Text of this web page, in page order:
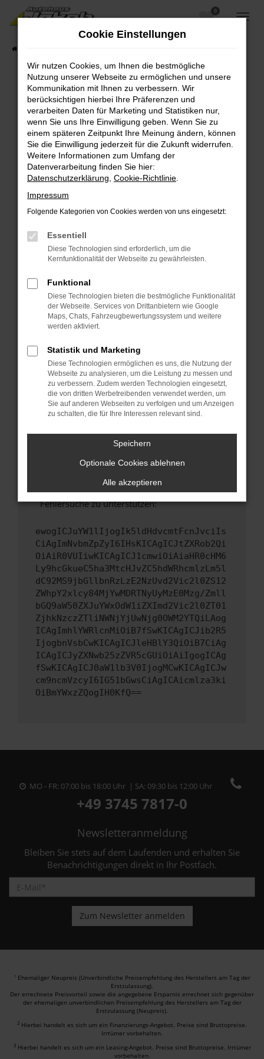
Zum
Hauptinhalt
0
Fehler: Network Error
Beim Laden ist ein Fehler aufgetreten.
Hier sind ein paar Tipps, die dir helfen können:
Überprüfe deine Firewall und deine
Internetverbindung.
Laden andere Webseiten, zum Beispiel deine
Suchmaschine?
Prüfe deine Browsererweiterungen.
Manche Erweiterungen, wie Werbeblocker,
können das Laden bestimmter Seiten
verhindern. Funktioniert die Seite in einem
Fenster?
Starte dein Gerät neu.
Das kann manchmal helfen, vorübergehende
Probleme zu beheben.
Betriebssystem auf dem neuesten Stand
sind.
Veraltete Software birgt nicht nur ein
Sicherheitsrisiko, sondern kann auch dazu
führen, dass bestimmte Funktionen nicht mehr
unterstützt werden.
Wende dich an den Webseitenbetreiber.
Wenn du alle oben genannten Schritte versucht
hast, kontaktiere uns bitte. Wir werden
versuchen, das Problem zu beheben. Du kannst
uns diesen Text schicken, um uns bei der
Fehlersuche zu unterstützen:
ewogICJuYW1lIjogIk5ldHdvcmtFcnJvciIs
CiAgImNvbmZpZyI6IHsKICAgICJtZXRob2Qi
OiAiR0VUIiwKICAgICJ1cmwiOiAiaHR0cHM6
Ly9hcGkueC5ha3MtcHJvZC5hdWRhcmlzLm5l
dC92MS9jbGllbnRzLzE2NzUvd2Vic2l0ZS12
ZWhpY2xlcy84MjYwMDRTNyUyMzE0Mzg/Zmll
bGQ9aW50ZXJuYWxOdW1iZXImd2Vic2l0ZT01
ZjhkNzczZTliNWNjYjUwNjg0OWM2YTQiLAog
ICAgImhlYWRlcnMiOiB7fSwKICAgICJib2R5
IjogbnVsbCwKICAgICJleHBlY3QiOiB7CiAg
ICAgICJyZXNwb25zZVR5cGUiOiAiIgogICAg
fSwKICAgICJ0aW1lb3V0IjogMCwKICAgICJw
cm9ncmVzcyI6IG51bGwsCiAgICAicmlza3ki
OiBmYWxzZQogIH0KfQ==
MO - FR: 07:00 bis 18:00 Uhr | SA: 09:30 bis 12:00 Uhr
+49 3745 7817-0
Newsletteranmeldung
Bleiben Sie stets auf dem Laufenden und erhalten Sie
Benachrichtigungen direkt in Ihr Postfach.
1 Ehemaliger Neupreis (Unverbindliche Preisempfehlung des Herstellers am Tag der
Erstzulassung).
Der errechnete Preisvorteil sowie die angegebene Ersparnis errechnet sich gegenüber
der ehemaligen unverbindlichen Preisempfehlung des Herstellers am Tag der
Erstzulassung (Neupreis).
2 Hierbei handelt es sich um ein Finanzierungs-Angebot. Preise sind Bruttopreise.
Irrtümer vorbehalten.
3 Hierbei handelt es sich um ein Leasing-Angebot. Preise sind Bruttopreise. Irrtümer
vorbehalten.
Cookie Einstellungen
Wir nutzen Cookies, um Ihnen die bestmögliche
Nutzung unserer Webseite zu ermöglichen und unsere
Kommunikation mit Ihnen zu verbessern. Wir
berücksichtigen hierbei Ihre Präferenzen und
verarbeiten Daten für Marketing und Statistiken nur,
wenn Sie uns Ihre Einwilligung geben. Wenn Sie zu
einem späteren Zeitpunkt Ihre Meinung ändern, können
Sie die Einwilligung jederzeit für die Zukunft widerrufen.
Weitere Informationen zum Umfang der
Datenverarbeitung finden Sie hier:
Datenschutzerklärung Cookie-Richtlinie
Impressum
Folgende Kategorien von Cookies werden von uns eingesetzt:
Essentiell
Diese Technologien sind erforderlich, um die
Kernfunktionalität der Webseite zu gewährleisten.
Funktional
Diese Technologien bieten die bestmögliche Funktionalität
der Webseite. Services von Drittanbietern wie Google
Maps, Chats, Fahrzeugbewertungssystem und weitere
werden aktiviert.
Statistik und Marketing
Diese Technologien ermöglichen es uns, die Nutzung der
Webseite zu analysieren, um die Leistung zu messen und
zu verbessern. Zudem werden Technologien eingesetzt,
die von dritten Werbetreibenden verwendet werden, um
Sie auf anderen Webseiten zu verfolgen und um Anzeigen
zu schalten, die für Ihre Interessen relevant sind.
Speichern
Optionale Cookies ablehnen
Alle akzeptieren